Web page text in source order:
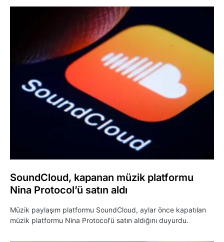
SoundCloud, kapanan müzik platformu
Nina Protocol’ü satın aldı
Müzik paylaşım platformu SoundCloud, aylar önce kapatılan
müzik platformu Nina Protocol'ü satın aldığını duyurdu.